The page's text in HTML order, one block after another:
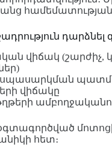
դարձնել
վիճակ (շարժիչ,
վիճակը
հետ։